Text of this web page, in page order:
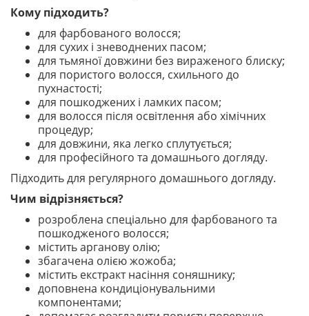
Кому підходить?
для фарбованого волосся;
для сухих і зневоднених пасом;
для тьмяної довжини без вираженого блиску;
для пористого волосся, схильного до
пухнастості;
для пошкоджених і ламких пасом;
для волосся після освітлення або хімічних
процедур;
для довжини, яка легко сплутується;
для професійного та домашнього догляду.
Підходить для регулярного домашнього догляду.
Чим відрізняється?
розроблена спеціально для фарбованого та
пошкодженого волосся;
містить арганову олію;
збагачена олією жожоба;
містить екстракт насіння соняшнику;
доповнена кондиціонувальними
компонентами;